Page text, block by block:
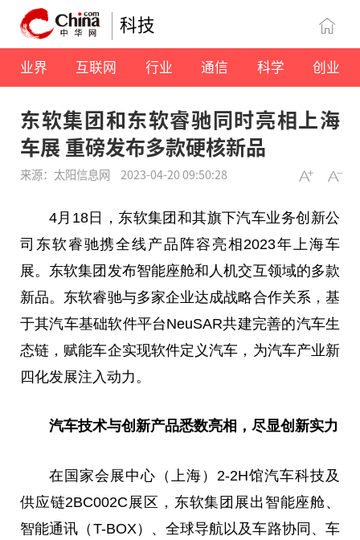
科技
业界 互联网 行业 通信 科学 创业
东软集团和东软睿驰同时亮相上海
车展 重磅发布多款硬核新品
来源：太阳信息网 2023-04-20 09:50:28
4月18日，东软集团和其旗下汽车业务创新公
司东软睿驰携全线产品阵容亮相2023年上海车
展。东软集团发布智能座舱和人机交互领域的多款
新品。东软睿驰与多家企业达成战略合作关系，基
于其汽车基础软件平台NeuSAR共建完善的汽车生
态链，赋能车企实现软件定义汽车，为汽车产业新
四化发展注入动力。
汽车技术与创新产品悉数亮相 ， 尽显创新实力
在国家会展中心（上海）2-2H馆汽车科技及
供应链2BC002C展区，东软集团展出智能座舱、
智能通讯（T-BOX）、全球导航以及车路协同、车